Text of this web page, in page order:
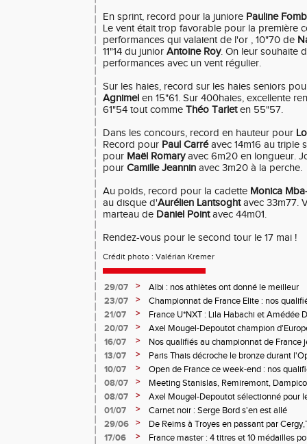
En sprint, record pour la juniore Pauline
Le vent était trop favorable pour la première
performances qui valaient de l'or , 10"70 de
11"14 du junior Antoine Roy. On leur souhaite
performances avec un vent régulier.
Sur les haies, record sur les haies seniors
Agnimel en 15"61. Sur 400haies, excellente
61"54 tout comme Théo Tarleten 55"57.
Dans les concours, record en hauteur pour
Record pour Paul Carréavec 14m16 au triple
pour Maël Romaryavec 6m20 en longueur.
pour Camille Jeannin avec 3m20 à la perche.
Au poids, record pour la cadette Monica
au disque d'Aurélien Lantsoghtavec 33m77.
marteau de Daniel Pointavec 44m01.
Rendez-vous pour le second tour le 17 mai !
Crédit photo : Valérian Kremer
29/07 >
Albi : nos athlètes ont donné le meilleur
23/07
>
Championnat de France Elite : nos
21/07
>
France U*NXT : Lila Habachi et Amédée
belles médailles
20/07 >
Axel Mougel-Depoutot champion
16/07
>
Nos qualifiés au championnat de France
13/07
>
Paris Thais décroche le bronze durant
10/07
>
Open de France ce week-end : nos
08/07
>
Meeting Stanislas, Remiremont,
08/07
>
Axel Mougel-Depoutot sélectionné pour
U18
01/07 >
Carnet noir : Serge Bord s'en est allé
29/06
>
De Reims à Troyes en passant par
performances étaient au rendez-vous
17/06 >
France master : 4 titres et 10 médailles